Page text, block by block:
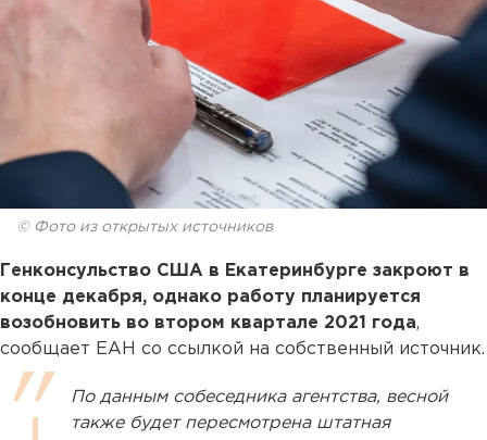
© Фото из открытых источников
Генконсульство США в Екатеринбурге закроют в
конце декабря, однако работу планируется
возобновить во втором квартале 2021 года,
сообщает ЕАН со ссылкой на собственный источник.
По данным собеседника агентства, весной
также будет пересмотрена штатная